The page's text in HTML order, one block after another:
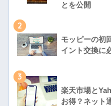
とを公開
2
モッピーの初
イント交換に
3
楽天市場と
お得？ネット